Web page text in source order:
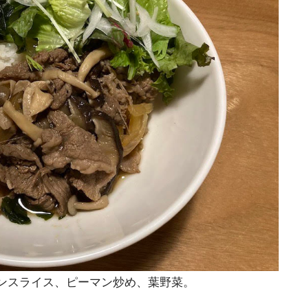
ライス、ピーマン炒め、葉野菜。